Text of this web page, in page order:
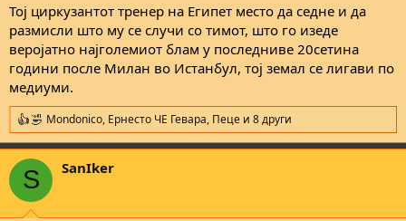
Тој циркузантот тренер на Египет место да седне и да
размисли што му се случи со тимот, што го изеде
веројатно најголемиот блам у последниве 20сетина
години после Милан во Истанбул, тој земал се лигави по
медиуми.
R
e
a
c
i
Mondonico, Ернесто ЧЕ Гевара, Пеце и 8 други
S SanIker